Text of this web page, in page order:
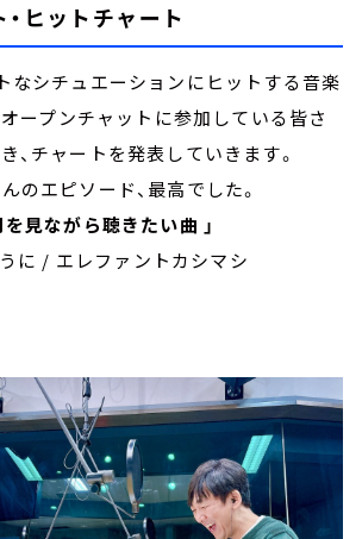
ヒットチャート
なシチュエーションにヒットする音楽
ープンチャットに参加している皆さ
、チャートを発表していきます。
のエピソード、最高でした。
を見ながら聴きたい曲 」
に / エレファントカシマシ